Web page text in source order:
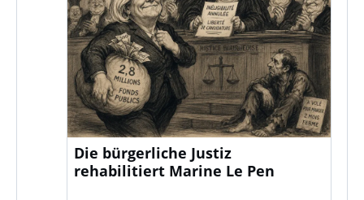
Die bürgerliche Justiz
rehabilitiert Marine Le Pen